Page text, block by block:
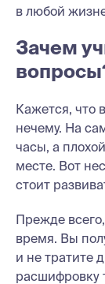
в любой
Зачем
Кажется, что
нечему. На
часы, а
месте. Вот
стоит
Прежде
время. Вы
и не тратите
расшифровку